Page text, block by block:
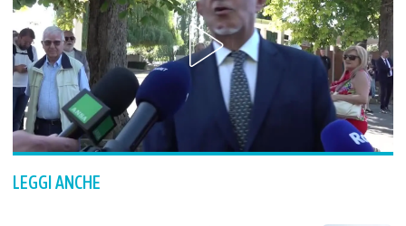
LEGGI ANCHE